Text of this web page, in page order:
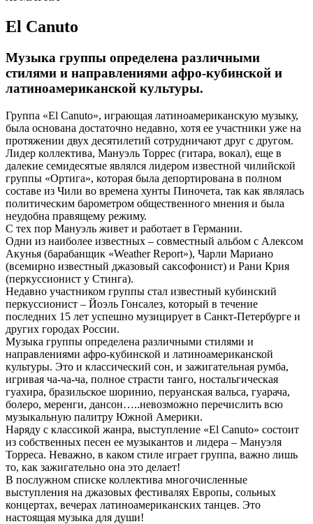
El Canuto
Музыка группы определена различными
стилями и направлениями афро-кубинской и
латиноамериканской культуры.
Группа «El Canuto», играющая латиноамериканскую музыку,
была основана достаточно недавно, хотя ее участники уже на
протяжении двух десятилетий сотрудничают друг с другом.
Лидер коллектива, Мануэль Торрес (гитара, вокал), еще в
далекие семидесятые являлся лидером известной чилийской
группы «Ортига», которая была депортирована в полном
составе из Чили во времена хунты Пиночета, так как являлась
политическим барометром общественного мнения и была
неудобна правящему режиму.
С тех пор Мануэль живет и работает в Германии.
Одни из наиболее известных – совместный альбом с Алексом
Акунья (барабанщик «Weather Report»), Чарли Мариано
(всемирно известный джазовый саксофонист) и Рани Крия
(перкуссионист у Стинга).
Недавно участником группы стал известный кубинский
перкуссионист – Йоэль Гонсалез, который в течение
последних 15 лет успешно музицирует в Санкт-Петербурге и
других городах России.
Музыка группы определена различными стилями и
направлениями афро-кубинской и латиноамериканской
культуры. Это и классический сон, и зажигательная румба,
игривая ча-ча-ча, полное страсти танго, ностальгическая
гуахира, бразильское шоринио, перуанская вальса, гуарача,
болеро, меренги, дансон…..невозможно перечислить всю
музыкальную палитру Южной Америки.
Наряду с классикой жанра, выступление «El Canuto» состоит
из собственных песен ее музыкантов и лидера – Мануэля
Торреса. Неважно, в каком стиле играет группа, важно лишь
то, как зажигательно она это делает!
В послужном списке коллектива многочисленные
выступления на джазовых фестивалях Европы, сольных
концертах, вечерах латиноамериканских танцев. Это
настоящая музыка для души!